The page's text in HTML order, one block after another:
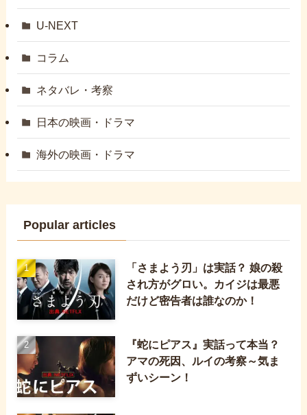
U-NEXT
コラム
ネタバレ・考察
日本の映画・ドラマ
海外の映画・ドラマ
Popular articles
「さまよう刃」は実話？ 娘の殺
され方がグロい。カイジは最悪
だけど密告者は誰なのか！
『蛇にピアス』実話って本当？
アマの死因、ルイの考察～気ま
ずいシーン！